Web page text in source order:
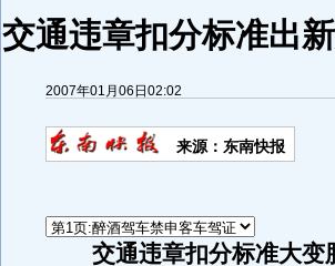
交通违章扣分标准出
2007年01月06日02:02
来源：东南快报
交通违章扣分标准大变